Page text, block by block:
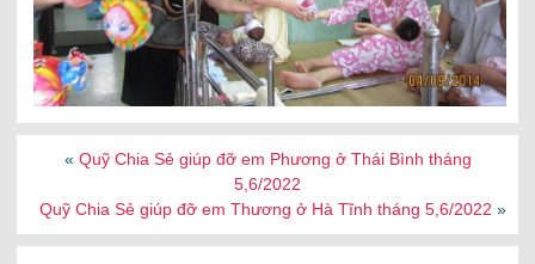
« Quỹ Chia Sẻ giúp đỡ em Phương ở Thái Bình tháng
5,6/2022
Quỹ Chia Sẻ giúp đỡ em Thương ở Hà Tĩnh tháng 5,6/2022 »